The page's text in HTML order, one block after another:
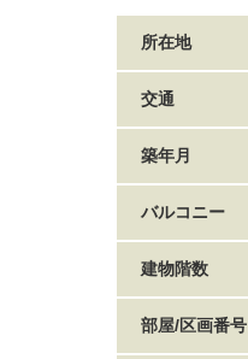
所在地
交通
築年月
バルコニー
建物階数
部屋/区画番号